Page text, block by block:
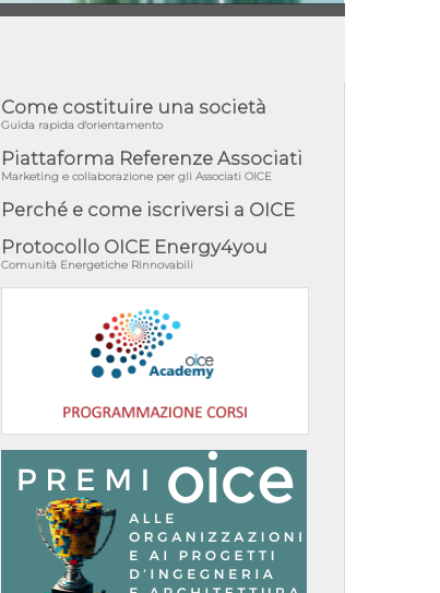
Come costituire una società
Guida rapida d'orientamento
Piattaforma Referenze Associati
Marketing e collaborazione per gli Associati OICE
Perché e come iscriversi a OICE
Protocollo OICE Energy4you
Comunità Energetiche Rinnovabili